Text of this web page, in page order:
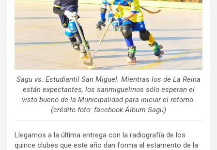
o
k
tir
Sagu vs. Estudiantil San Miguel. Mientras los de La Reina
están expectantes, los sanmiguelinos sólo esperan el
visto bueno de la Municipalidad para iniciar el retorno.
(crédito foto: facebook Álbum Sagu)
Llegamos a la última entrega con la radiografía de los
quince clubes que este año dan forma al estamento de la